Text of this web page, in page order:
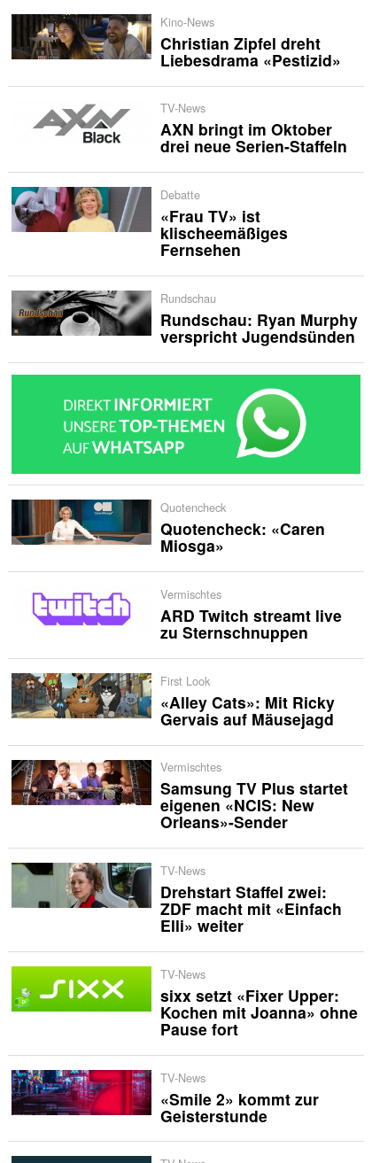
Kino-News
Christian Zipfel dreht
Liebesdrama «Pestizid»
TV-News
AXN bringt im Oktober
drei neue Serien-Staffeln
Debatte
«Frau TV» ist
klischeemäßiges
Fernsehen
Rundschau
Rundschau: Ryan Murphy
verspricht Jugendsünden
Quotencheck
Quotencheck: «Caren
Miosga»
Vermischtes
ARD Twitch streamt live
zu Sternschnuppen
First Look
«Alley Cats»: Mit Ricky
Gervais auf Mäusejagd
Vermischtes
Samsung TV Plus startet
eigenen «NCIS: New
Orleans»-Sender
TV-News
Drehstart Staffel zwei:
ZDF macht mit «Einfach
Elli» weiter
TV-News
sixx setzt «Fixer Upper:
Kochen mit Joanna» ohne
Pause fort
TV-News
«Smile 2» kommt zur
Geisterstunde